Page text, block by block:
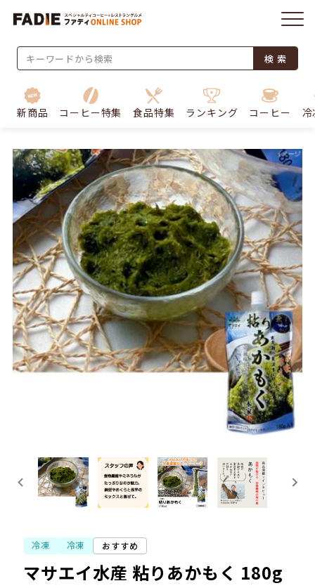
検 索
新商品 コーヒー特集 食品特集 ランキング コーヒー
マサエイ水産 粘りあかもく 180g
冷凍 冷凍 おすすめ